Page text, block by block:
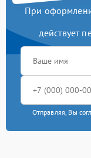
При
действует
Отправляя, Вы